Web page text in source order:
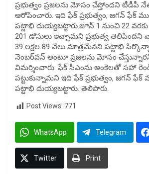
ప్రభుత్వం ప్రజలను మోసం చేస్తోందని టీడీపీ
ఆరోపించారు. ఇది ఫేక్‌ ప్రభుత్వం, జగన్‌ ఫేక్
పట్టాభి దుయ్యబట్టారు.జూన్ 1 నుంచి 22 వరకు
201 డోసులు ఇచ్చామని ప్రభుత్వ తెలిపిందని
39 లక్షల 89 వేలు మాత్రమేనని పట్టాభి
నెంబర్‌వన్‌ అంటూ ప్రజలను మోసం
విమర్శించారు. ఫేక్ సీఎంను అంకెలతో సహా
పట్టుకున్నామని ఇది ఫేక్‌ ప్రభుత్వం, జగన్‌ ఫేక్
పట్టాభి దుయ్యబట్టారు. తెలిపారు.
Post Views: 771
WhatsApp Telegram
Twitter Print